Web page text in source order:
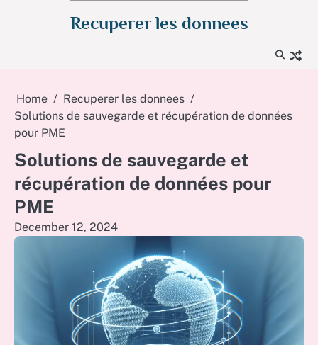
Recuperer les donnees
Home
Recuperer les donnees
Solutions de sauvegarde et récupération de données
pour PME
Solutions de sauvegarde et
récupération de données pour
PME
December 12, 2024